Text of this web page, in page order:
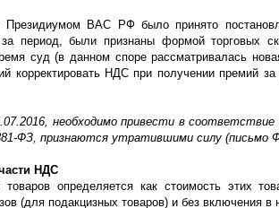
ВАС РФ было принято
период, были признаны формой торговых
суд (в данном споре рассматривалась
корректировать НДС при получении премий
необходимо привести в
ФЗ, признаются утратившими силу (письмо
НДС
определяется как стоимость этих
(для подакцизных товаров) и без включения